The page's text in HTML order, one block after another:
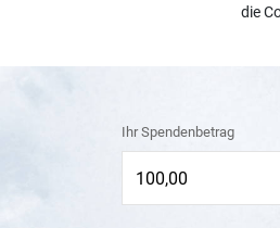
die
Ihr Spendenbetrag